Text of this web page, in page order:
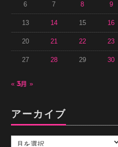
6 7 8 9
13 14 15 16
20 21 22 23
27 28 29 30
« 3月5月 »
アーカイブ